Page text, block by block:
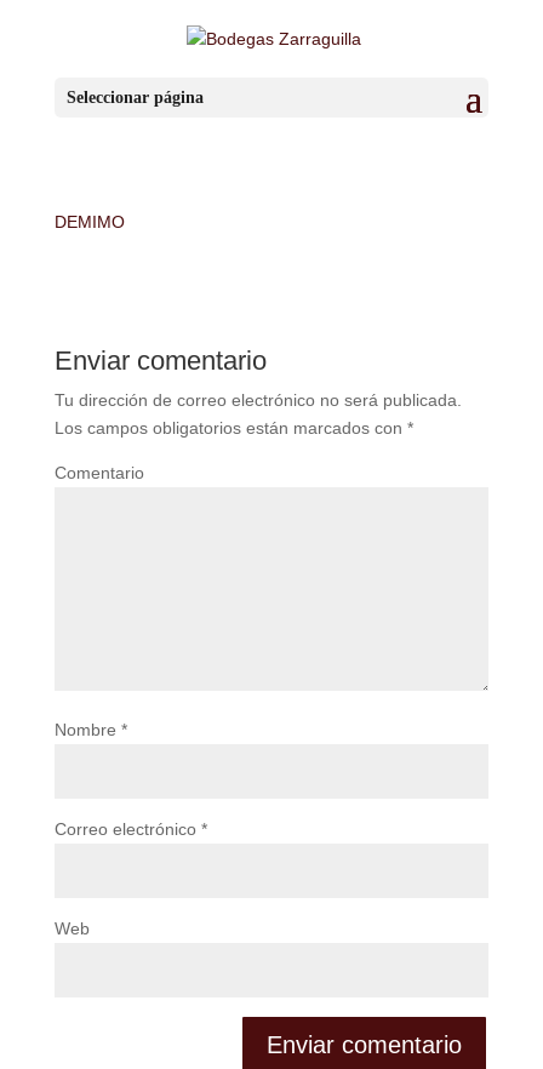
Seleccionar página
DEMIMO
DEMIMO
Enviar comentario
Tu dirección de correo electrónico no será publicada.
Los campos obligatorios están marcados con *
Comentario
Nombre *
Correo electrónico *
Web